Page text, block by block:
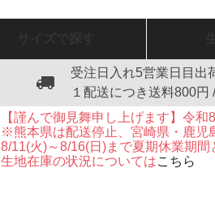
受注日入れ5営業日目出
１配送につき送料800
【謹んで御見舞申し上げます】令
※熊本県は配送停止、宮崎県・鹿児
8/11(火)～8/16(日)まで夏期休業期
生地在庫の状況についてはこちら